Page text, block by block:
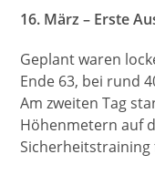
16. März – Erste
Geplant waren
Ende 63, bei rund
Am zweiten Tag
Höhenmetern auf